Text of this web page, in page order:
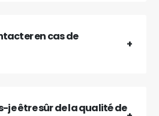
en cas de
je être sûr de la qualité de